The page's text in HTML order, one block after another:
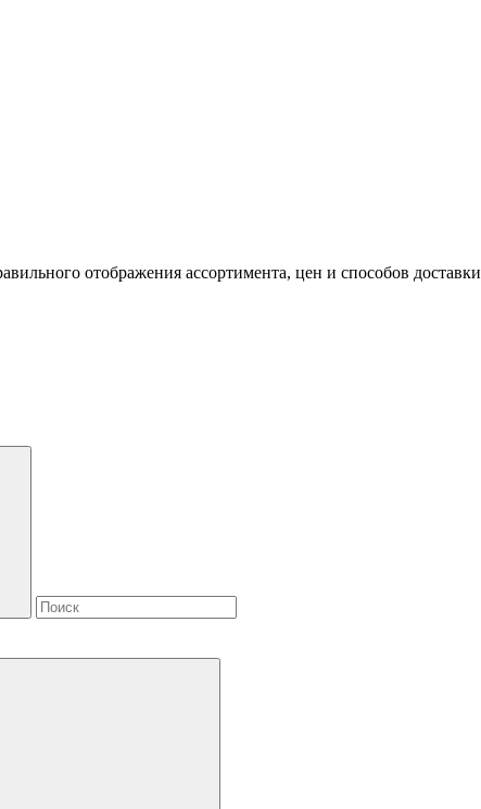
отображения ассортимента, цен и способов доставки